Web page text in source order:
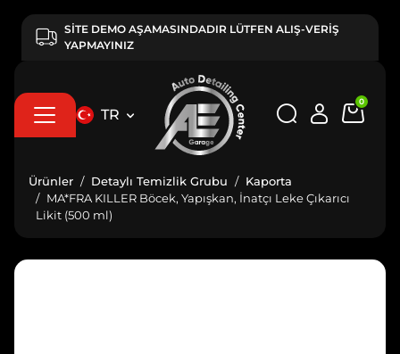
SİTE DEMO AŞAMASINDADIR LÜTFEN ALIŞ-VERİŞ
YAPMAYINIZ
TR
0
Ürünler Detaylı Temizlik Grubu
Kaporta
MA*FRA KILLER Böcek, Yapışkan, İnatçı Leke Çıkarıcı
Likit (500 ml)